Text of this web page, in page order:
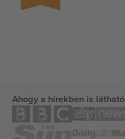
Ahogy a hírekben is látható